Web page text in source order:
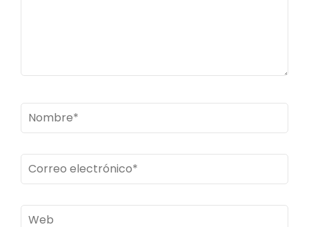
Nombre*
Correo
electrónico*
Web